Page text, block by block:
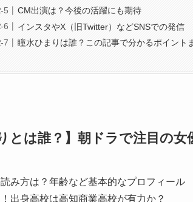
CM出演は？今後の活躍にも期待
インスタやX（旧Twitter）などSNSでの発信
瞳水ひまりは誰？この記事で分かるポイント
とは誰？】朝ドラで注目の
読み方は？年齢など基本的なプロフィール
出身高校は高知商業高校が有力か？